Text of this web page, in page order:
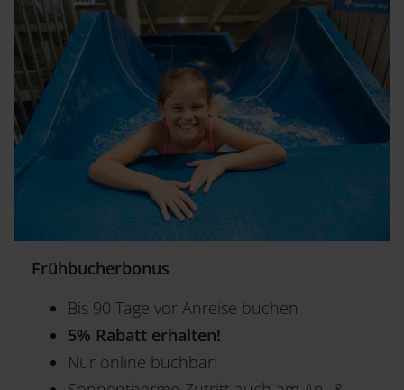
Frühbucherbonus
Bis 90 Tage vor Anreise buchen
5% Rabatt erhalten!
Nur online buchbar!